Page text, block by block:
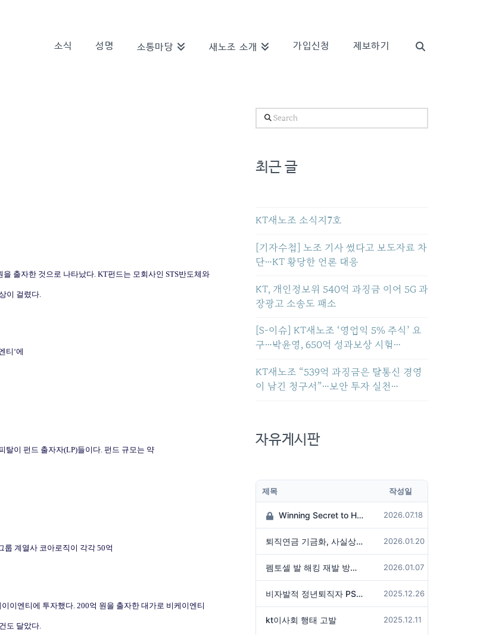
소식 성명 소통마당 새노조 소개 가입신청 제보하기
을 출자한 것으로 나타났다 . KT펀드는 모회사인 STS반도체와
이 걸렸다
티 ‘에
탈이 펀드 출자자(LP)들이다. 펀드 규모는 약
룹 계열사 코아로직이 각각 50억
이이엔티에 투자했다 . 200억 원을 출자한 대가로 비케이엔티
도 달았다
Search
최근 글
KT새노조 소식지7호
[기자수첩] 노조 기사 썼다고 보도자료 차
단…KT 황당한 언론 대응
KT, 개인정보위 540억 과징금 이어 5G 과
장광고 소송도 패소
[S-이슈] KT새노조 ‘영업익 5% 주식’ 요
구…박윤영, 650억 성과보상 시험…
KT새노조 “539억 과징금은 탈통신 경영
이 남긴 청구서”…보안 투자 실천…
자유게시판
제목 작성일
Winning Secret to Hit the Jackpot! 2026.07.18
퇴직연금 기금화, 사실상 국가가 관리하겠다는 것인가? 2026.01.20
펨토셀 발 해킹 재발 방지 위해서는 2026.01.07
비자발적 정년퇴직자 PS성과급 미지급은 임금체불 아닌가? 2025.12.26
kt이사회 행태 고발 2025.12.11